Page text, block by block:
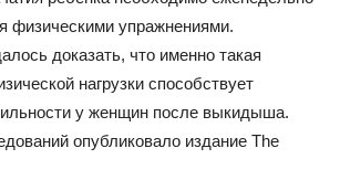
физическими упражнениями.
доказать, что именно такая
нагрузки способствует
у женщин после выкидыша.
опубликовало издание The